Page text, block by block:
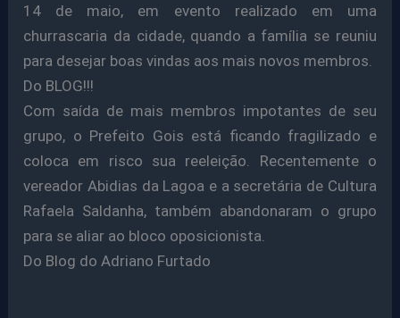
14 de maio, em evento realizado em uma
churrascaria da cidade, quando a família se reuniu
para desejar boas vindas aos mais novos membros.
Do BLOG!!!
Com saída de mais membros impotantes de seu
grupo, o Prefeito Gois está ficando fragilizado e
coloca em risco sua reeleição. Recentemente o
vereador Abidias da Lagoa e a secretária de Cultura
Rafaela Saldanha, também abandonaram o grupo
para se aliar ao bloco oposicionista.
Do Blog do Adriano Furtado